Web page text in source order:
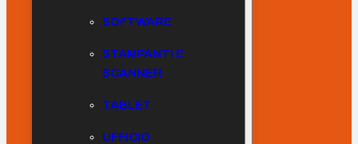
SOFTWARE
STAMPANTI E
SCANNER
TABLET
UFFICIO